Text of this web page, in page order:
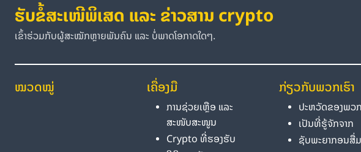
ຮັບຂໍ້ສະເໜີພິເສດ ແລະ ຂ່າວສານ crypto
ເຂົ້າຮ່ວມກັບຜູ້ສະໝັກຫຼາຍພັນຄົນ ແລະ ບໍ່ພາດໂອກາດໃດໆ.
ໝວດໝູ່ ເຄື່ອງມື
ການຊ່ວຍເຫຼືອ ແລະ
ສະໜັບສະໜູນ
Crypto ທີ່ຮອງຮັບ
ກ່ຽວກັບພວກເຮົາ
ປະຫວັດຂອງພວກ
ເປັນທີ່ຮູ້ຈັກຈາກ
ຊັບພະຍາກອນສື່